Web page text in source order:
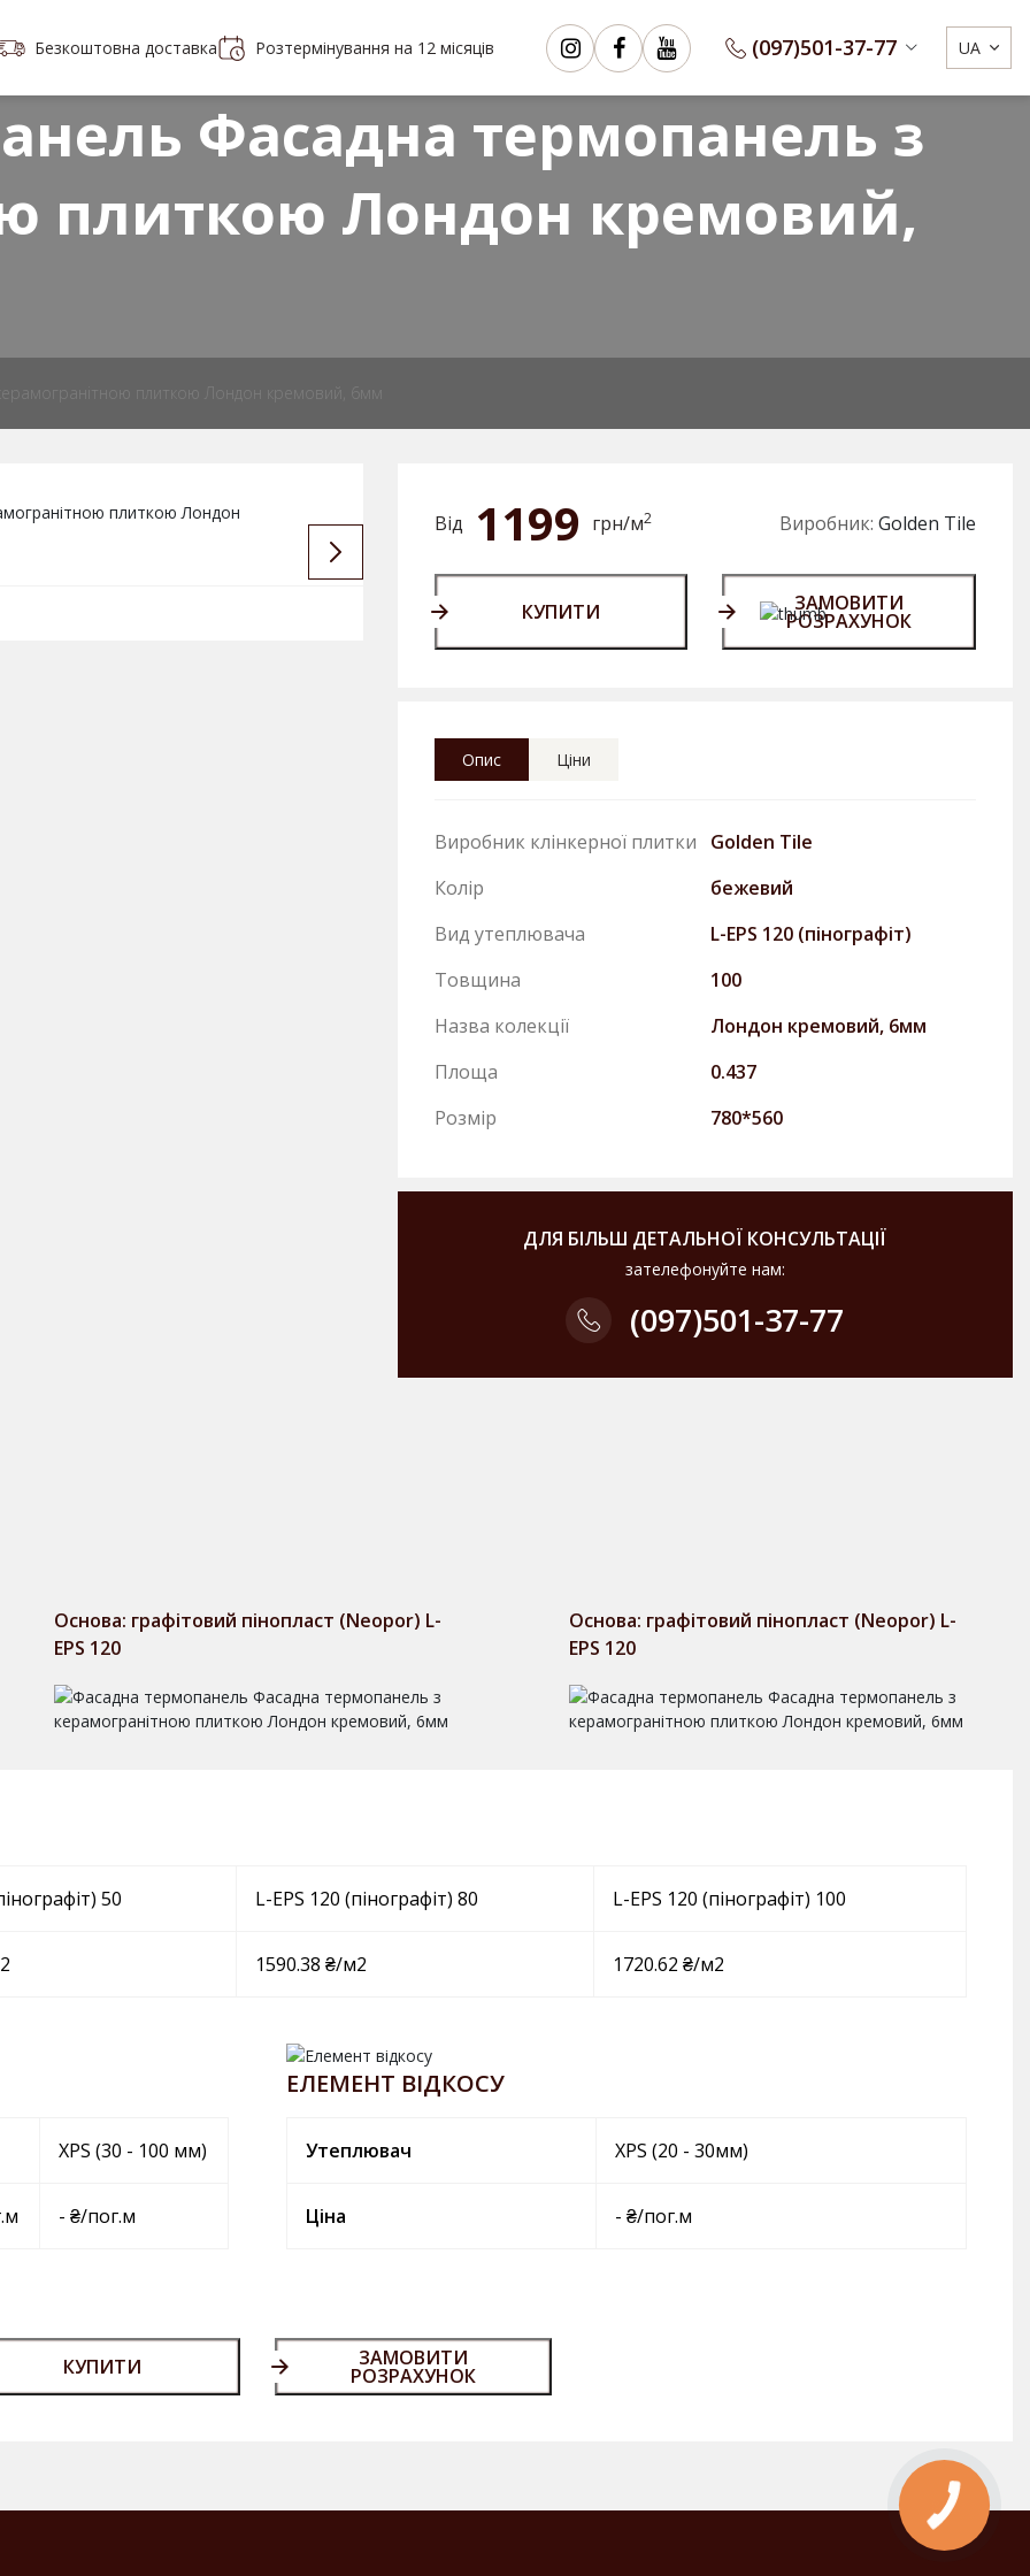
Безкоштовна доставка Розтермінування на 12 місяців (097)501-37-77 UA
Портфоліо Контакти Сертифікати 3D Конфігуратор
Фасадна термопанель з
плиткою Лондон кремовий,
плиткою Лондон кремовий, 6мм
Від 1199 грн/м2 Виробник: Golden Tile
КУПИТИ ЗАМОВИТИ
РОЗРАХУНОК
Опис Ціни
Виробник клінкерної плитки
Golden Tile
Колір
бежевий
Вид утеплювача
L-EPS 120 (пінографіт)
Товщина
100
Назва колекції
Лондон кремовий, 6мм
Площа
0.437
Розмір
780*560
ДЛЯ БІЛЬШ ДЕТАЛЬНОЇ КОНСУЛЬТАЦІЇ
зателефонуйте нам:
(097)501-37-77
Основа: графітовий пінопласт (Neopor) L-
EPS 120
Основа: графітовий пінопласт (Neopor) L-
EPS 120
50 L-EPS 120 (пінографіт) 80 L-EPS 120 (пінографіт) 100
1590.38 ₴/м2 1720.62 ₴/м2
XPS (30 - 100 мм)
- ₴/пог.м
ЕЛЕМЕНТ ВІДКОСУ
Утеплювач XPS (20 - 30мм)
Ціна - ₴/пог.м
КУПИТИ ЗАМОВИТИ
РОЗРАХУНОК